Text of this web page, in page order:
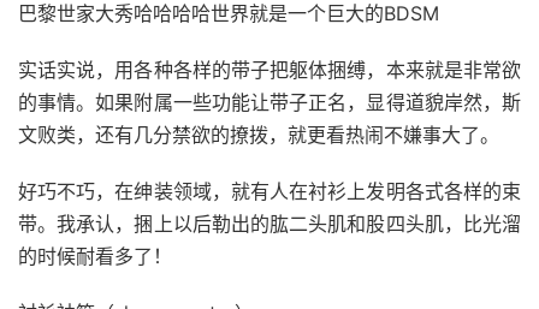
巴黎世家大秀哈哈哈哈世界就是一个巨大的BDSM‍‍‍‍‍
实话实说，用各种各样的带子把躯体捆缚，本来就是非常欲
的事情。如果附属一些功能让带子正名，显得道貌岸然，斯
文败类，还有几分禁欲的撩拨，就更看热闹不嫌事大了。
好巧不巧，在绅装领域，就有人在衬衫上发明各式各样的束
带。我承认，捆上以后勒出的肱二头肌和股四头肌，比光溜
的时候耐看多了！